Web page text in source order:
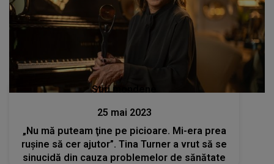
Stiri mondene
25 mai 2023
„Nu mă puteam ţine pe picioare. Mi-era prea
ruşine să cer ajutor”. Tina Turner a vrut să se
sinucidă din cauza problemelor de sănătate